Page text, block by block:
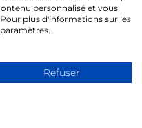
validité d’un
accorde
validité de 3
du 1ᵉʳ octobre
personnalisé et vous
plus d'informations sur les
Refuser